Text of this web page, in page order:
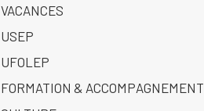
VACANCES
USEP
UFOLEP
FORMATION & ACCOMPAGNEMENT